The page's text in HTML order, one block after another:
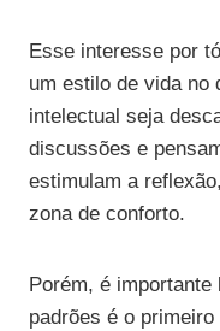
Esse interesse por
um estilo de vida no
intelectual seja
discussões e
estimulam a
zona de conforto.
Porém, é
padrões é o